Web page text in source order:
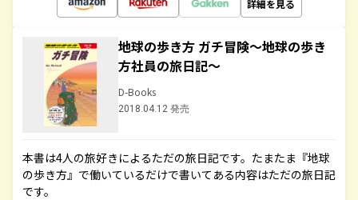
詳細を見る
地球の歩き方 ガチ冒険～地球の歩き
方社員の旅日記～
D-Books
2018.04.12 発売
本書は4人の旅好きによるただの旅日記です。たまたま『地球
の歩き方』で働いているだけで書いてある内容はただの旅日記
です。